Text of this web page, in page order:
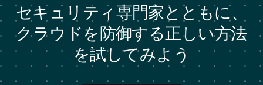
セキュリティ専門家とともに、
クラウドを防御する正しい方法
を試してみよう